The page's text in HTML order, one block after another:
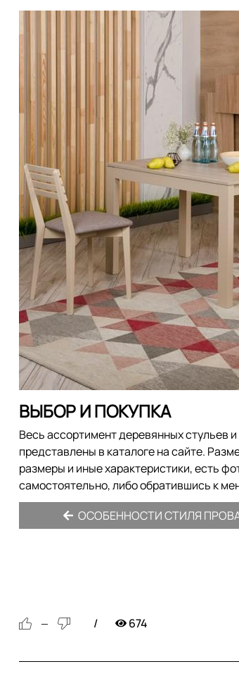
ВЫБОР И ПОКУПКА
Весь ассортимент деревянных стульев
представлены в каталоге на сайте.
размеры и иные характеристики, есть
самостоятельно, либо обратившись к
ОСОБЕННОСТИ СТИЛЯ
— 674